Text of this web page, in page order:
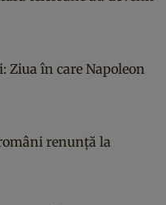
în care Napoleon
renunță la